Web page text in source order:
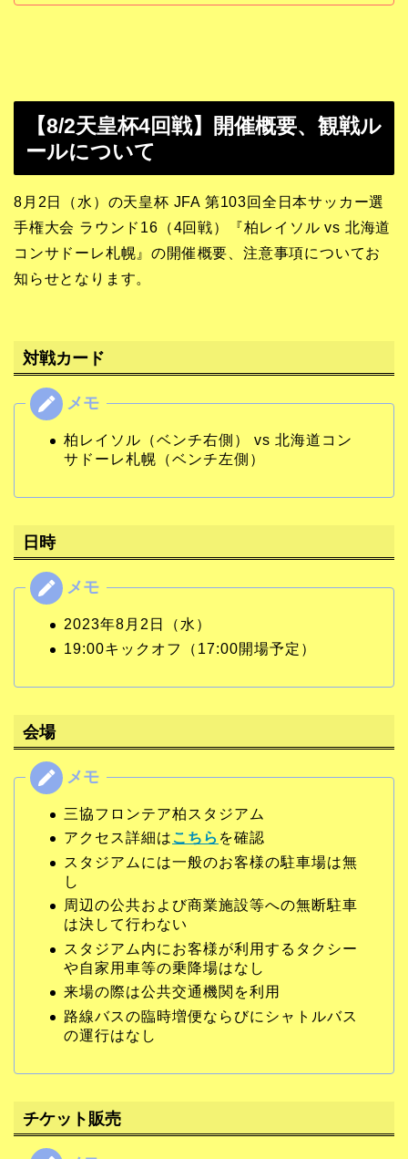
スケジュール、チケット、チーム情報をい
【8/2天皇杯4回戦】開催概要、観戦ル
ールについて
8月2日（水）の天皇杯 JFA 第103回全日本サッカー選
手権大会 ラウンド16（4回戦）『柏レイソル vs 北海道
コンサドーレ札幌』の開催概要、注意事項についてお
知らせとなります。
対戦カード
柏レイソル（ベンチ右側） vs 北海道コン
サドーレ札幌（ベンチ左側）
日時
2023年8月2日（水）
19:00キックオフ（17:00開場予定）
会場
三協フロンテア柏スタジアム
アクセス詳細はこちら を確認
スタジアムには一般のお客様の駐車場は無
し
周辺の公共および商業施設等への無断駐車
は決して行わない
スタジアム内にお客様が利用するタクシー
や自家用車等の乗降場はなし
来場の際は公共交通機関を利用
路線バスの臨時増便ならびにシャトルバス
の運行はなし
チケット販売